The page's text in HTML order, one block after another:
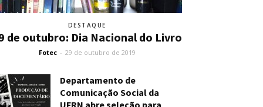
DESTAQUE
de outubro: Dia Nacional do Livro
Fotec - 29 de outubro de 2019
Departamento de
Comunicação Social da
UFRN abre seleção para